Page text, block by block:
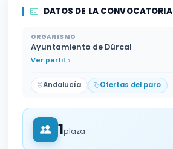
DATOS DE LA CONVOCATORIA
ORGANISMO
Ayuntamiento de Dúrcal
Ver perfil
Andalucía Ofertas del paro
1plaza